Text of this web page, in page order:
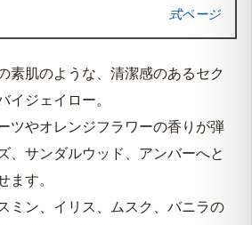
式ページ
素肌のような、清潔感のあるセク
イジェイロー。
ツやオレンジフラワーの香りが弾
、サンダルウッド、アンバーへと
ます。
ミン、イリス、ムスク、バニラの